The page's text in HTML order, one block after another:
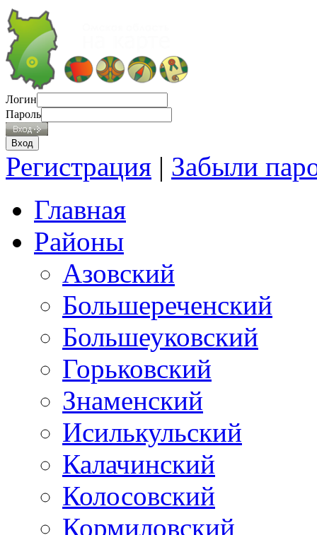
Логин
Пароль
Регистрация | Забыли
Главная
Районы
Азовский
Большереченский
Большеуковский
Горьковский
Знаменский
Исилькульский
Калачинский
Колосовский
Кормиловский